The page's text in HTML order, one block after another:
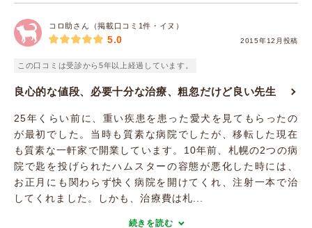
コロ助さん（掲載口コミ1件・イヌ）
2015年12月投稿
5.0
この口コミは受診から5年以上経過しています。
良心的な値段、必要十分な治療、粗忽だけど良い先生
25年くらい前に、重い疾患を患った愛犬を見てもらったの
が最初でした。当時も質素な病院でしたが、移転した現在
も質素な一軒家で開業しています。10年前、札幌の2つの病
院で匙を投げられたハムスターの容態が悪化した時には、
お正月にも関わらず快く病院を開けてくれ、注射一本で治
してくれました。しかも、治療費は札...
続きを読む